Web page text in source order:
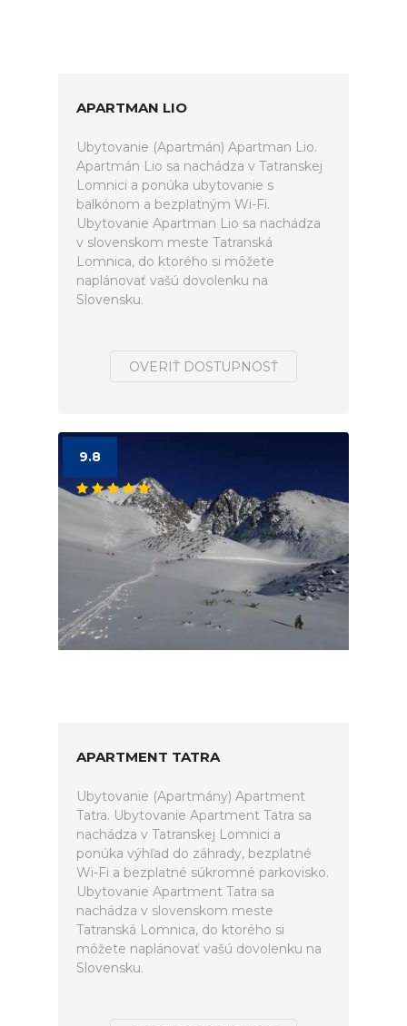
APARTMAN LIO
Ubytovanie (Apartmán) Apartman Lio.
Apartmán Lio sa nachádza v Tatranskej
Lomnici a ponúka ubytovanie s
balkónom a bezplatným Wi-Fi.
Ubytovanie Apartman Lio sa nachádza
v slovenskom meste Tatranská
Lomnica, do ktorého si môžete
naplánovať vašú dovolenku na
Slovensku.
OVERIŤ DOSTUPNOSŤ
9.8
APARTMENT TATRA
Ubytovanie (Apartmány) Apartment
Tatra. Ubytovanie Apartment Tatra sa
nachádza v Tatranskej Lomnici a
ponúka výhľad do záhrady, bezplatné
Wi-Fi a bezplatné súkromné parkovisko.
Ubytovanie Apartment Tatra sa
nachádza v slovenskom meste
Tatranská Lomnica, do ktorého si
môžete naplánovať vašú dovolenku na
Slovensku.